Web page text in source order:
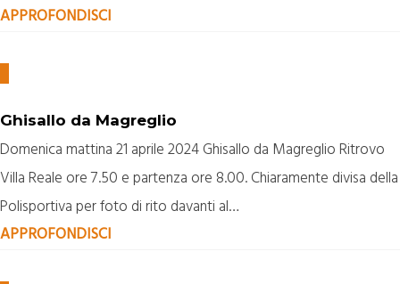
APPROFONDISCI
Ghisallo da Magreglio
Domenica mattina 21 aprile 2024 Ghisallo da Magreglio Ritrovo
Villa Reale ore 7.50 e partenza ore 8.00. Chiaramente divisa della
Polisportiva per foto di rito davanti al…
APPROFONDISCI